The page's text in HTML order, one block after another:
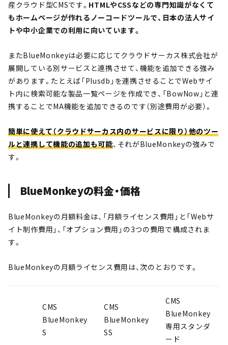
産クラウド型CMSです。 HTMLやCSSなどの専門知識がなくて
もホームページが作れるノーコードツールで、日本の法人サイ
トや中小企業での利用に向いています。
またBlueMonkeyは必要に応じてクラウドサーカス株式会社が
展開している別サービスと連携させて、機能を追加できる強み
があります。たとえば「Plusdb」を連携させることでWebサイ
ト内に検索可能な製品一覧ページを作成でき、「BowNow」と連
携することでMA機能を追加できるのです（別途費用が必要）。
簡単に使えて（クラウドサーカス内のサービスに限り）他のツー
ルと連携して機能の追加も可能、それがBlueMonkeyの強みで
す。
BlueMonkeyの料金・価格
BlueMonkeyの月額料金は、「月額ライセンス費用」と「Webサ
イト制作費用」、「オプション費用」の3つの費用で構成されま
す。
BlueMonkeyの月額ライセンス費用は、次のとおりです。
CMS
BlueMonkey
S
CMS
BlueMonkey
SS
CMS
BlueMonkey
専用スタンダ
ード